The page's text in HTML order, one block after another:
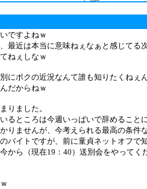
ですよねｗ
最近は本当に意味ねぇなぁと感じてる
ねぇしなｗ
にボクの近況なんて誰も知りたくねぇ
だからねｗ
りました。
るところは今週いっぱいで辞めること
りませんが、今考えられる最高の条件
バイトですが、前に童貞ネットオフ
から（現在19：40）送別会をやって